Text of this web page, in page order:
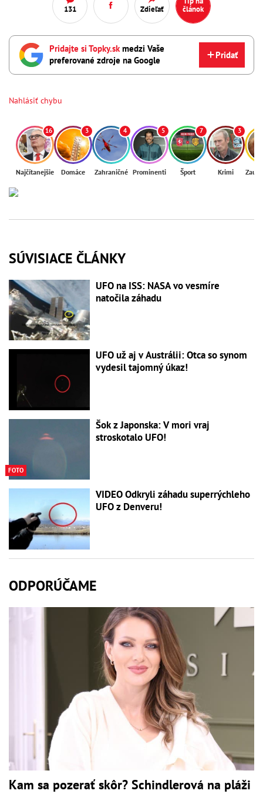
131 Zdieľať
článok
Pridajte si Topky.skmedzi Vaše
preferované zdroje na Google
Pridať
Nahlásiť chybu
16
Najčítanejšie
3
Domáce
4
Zahraničné
5
Prominenti
7
Šport
3
Krimi
SÚVISIACE ČLÁNKY
UFO na ISS: NASA vo vesmíre
natočila záhadu
UFO už aj v Austrálii: Otca so synom
vydesil tajomný úkaz!
FOTO
Šok z Japonska: V mori vraj
stroskotalo UFO!
VIDEO Odkryli záhadu superrýchleho
UFO z Denveru!
ODPORÚČAME
Kam sa pozerať skôr? Schindlerová na pláži